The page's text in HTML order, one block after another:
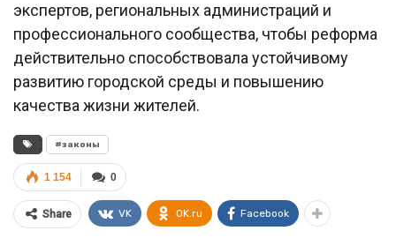
экспертов, региональных администраций и
профессионального сообщества, чтобы реформа
действительно способствовала устойчивому
развитию городской среды и повышению
качества жизни жителей.
#законы
0
1 154
Share VK OK.ru Facebook